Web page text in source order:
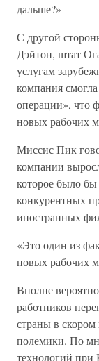
дальше?»
С другой
Дэйтон, штат
услугам
компания
операции», что
новых рабочих
Миссис Пик
компании
которое было
конкурентных
иностранных
«Это один из
новых рабочих
Вполне
работников
страны в скором
полемики. По
технологий при